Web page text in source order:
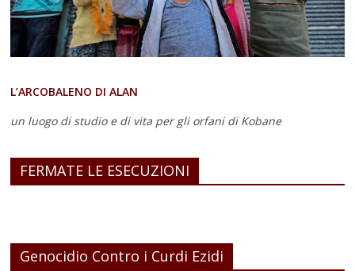
L’ARCOBALENO DI ALAN
un luogo di studio e di vita per gli orfani di Kobane
FERMATE LE ESECUZIONI
Genocidio Contro i Curdi Ezidi